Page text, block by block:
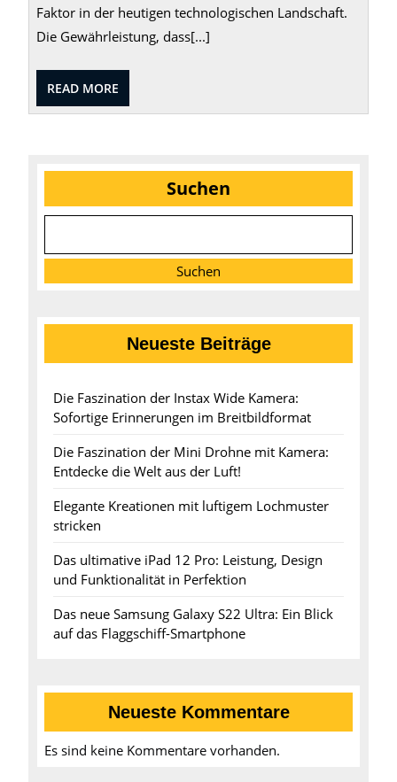
Faktor in der heutigen technologischen Landschaft.
Die Gewährleistung, dass[...]
READ MORE
MORE
Suchen
Suchen
Neueste Beiträge
Die Faszination der Instax Wide Kamera:
Sofortige Erinnerungen im Breitbildformat
Die Faszination der Mini Drohne mit Kamera:
Entdecke die Welt aus der Luft!
Elegante Kreationen mit luftigem Lochmuster
stricken
Das ultimative iPad 12 Pro: Leistung, Design
und Funktionalität in Perfektion
Das neue Samsung Galaxy S22 Ultra: Ein Blick
auf das Flaggschiff-Smartphone
Neueste Kommentare
Es sind keine Kommentare vorhanden.